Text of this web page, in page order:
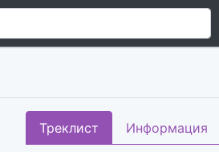
Треклист Информация